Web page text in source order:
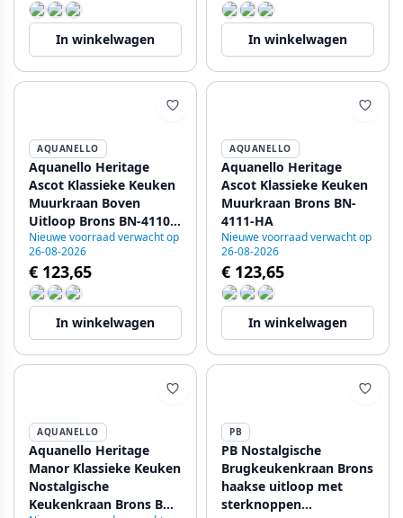
In winkelwagen In winkelwagen
AQUANELLO
Aquanello Heritage
Ascot Klassieke Keuken
Muurkraan Boven
Uitloop Brons BN-4110-
HA
Nieuwe voorraad verwacht op
26-08-2026
€ 123,65
In winkelwagen
AQUANELLO
Aquanello Heritage
Ascot Klassieke Keuken
Muurkraan Brons BN-
4111-HA
Nieuwe voorraad verwacht op
26-08-2026
€ 123,65
In winkelwagen
AQUANELLO
Aquanello Heritage
Manor Klassieke Keuken
Nostalgische
Keukenkraan Brons BN-
PB
PB Nostalgische
Brugkeukenkraan Brons
haakse uitloop met
sterknoppen